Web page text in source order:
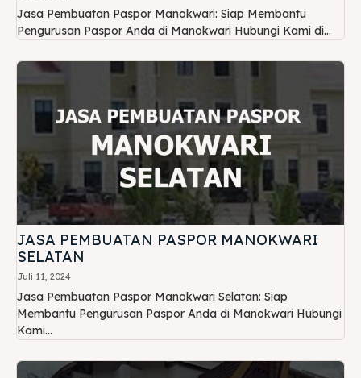
Jasa Pembuatan Paspor Manokwari: Siap Membantu
Pengurusan Paspor Anda di Manokwari Hubungi Kami di...
JASA PEMBUATAN PASPOR MANOKWARI
SELATAN
Juli 11, 2024
Jasa Pembuatan Paspor Manokwari Selatan: Siap
Membantu Pengurusan Paspor Anda di Manokwari Hubungi
Kami...